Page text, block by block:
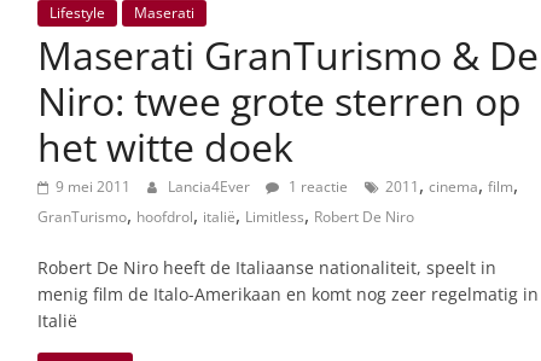
Italiaans
autonieuws
lifestyle
Lifestyle Maserati
Maserati GranTurismo & De
Niro: twee grote sterren op
het witte doek
9 mei 2011 Lancia4Ever 1 reactie 2011, cinema, film,
GranTurismo, hoofdrol, italië, Limitless, Robert De Niro
Robert De Niro heeft de Italiaanse nationaliteit, speelt in
menig film de Italo-Amerikaan en komt nog zeer regelmatig in
Italië